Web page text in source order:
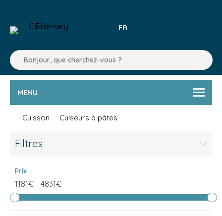
FR
MENU
Cuisson Cuiseurs à pâtes
Filtres
Prix
1181€ - 4831€